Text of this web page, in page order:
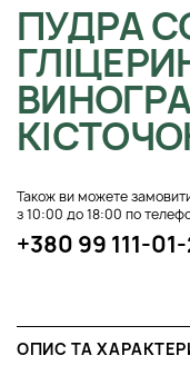
ПУДРА
Також ви можете
з 10:00 до 18:00 по
+380 99 111-
ОПИС ТА